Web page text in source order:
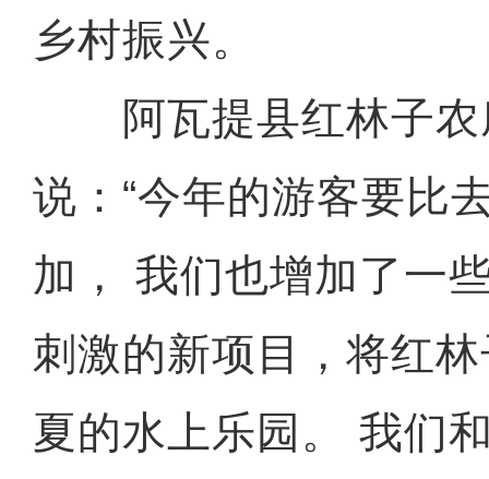
乡村振兴。
阿瓦提县红林子农
说：“今年的游客要比
加， 我们也增加了一
刺激的新项目，将红
夏的水上乐园。 我们